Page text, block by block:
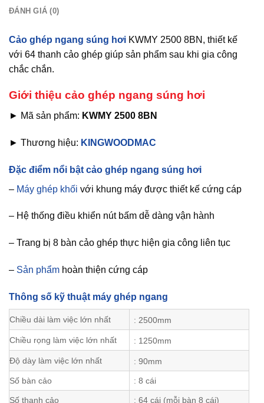
ĐÁNH GIÁ (0)
Cảo ghép ngang súng hơi KWMY 2500 8BN, thiết kế
với 64 thanh cảo ghép giúp sản phẩm sau khi gia công
chắc chắn.
Giới thiệu cảo ghép ngang súng hơi
► Mã sản phẩm: KWMY 2500 8BN
► Thương hiệu: KINGWOODMAC
Đặc điểm nổi bật cảo ghép ngang súng hơi
– Máy ghép khối với khung máy được thiết kế cứng cáp
– Hệ thống điều khiển nút bấm dễ dàng vận hành
– Trang bị 8 bàn cảo ghép thực hiện gia công liên tục
– Sản phẩm hoàn thiện cứng cáp
Thông số kỹ thuật máy ghép ngang
Chiều dài làm việc lớn nhất : 2500mm
Chiều rọng làm việc lớn nhất : 1250mm
Độ dày làm việc lớn nhất : 90mm
Số bàn cảo : 8 cái
Số thanh cảo : 64 cái (mỗi bàn 8 cái)